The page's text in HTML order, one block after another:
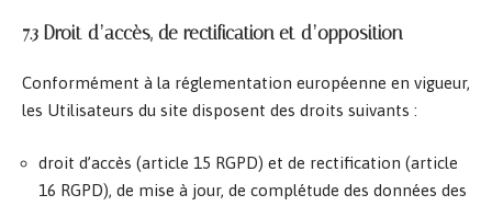
7.3 Droit d’accès, de rectification et d’opposition
Conformément à la réglementation européenne en vigueur,
les Utilisateurs du site disposent des droits suivants :
droit d’accès (article 15 RGPD) et de rectification (article
16 RGPD), de mise à jour, de complétude des données des